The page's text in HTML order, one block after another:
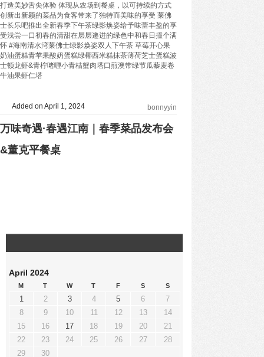
打造美妙舌尖体验 体现从农场到餐桌，以可持续的方式
创新出新颖的菜品为食客带来了独特而美味的享受 莱佛
士长乐吧推出全新春季下午茶绿影焕姿给予味蕾丰盈的享
受浅尝一口初春的清甜在层层递进的绿色中和春日撞个满
怀 #海南清水湾莱佛士绿影焕姿双人下午茶 草莓开心果
奶油蛋糕青苹果酸奶蛋糕绿椰西米糕抹茶薄荷芝士蛋糕波
士顿龙虾&青柠啫喱小青桔蟹肉塔口煎澳带绿节瓜藜麦卷
牛油果虾仁塔
Added on April 1, 2024 bonnyyin
万味奇遇·春遇江南｜春季菜品发布会
&董克平餐桌
April 2024
M T W T F S S
1 2 3 4 5 6
7
8
9 10 11 12 13
14
15
16 17 18 19 20
21
22
23 24 25 26 27
28
29
30